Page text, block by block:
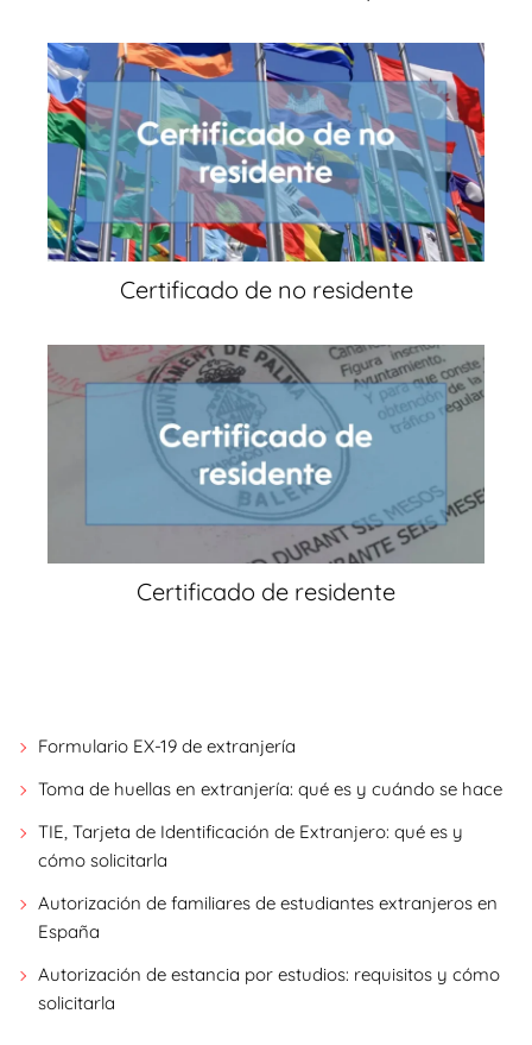
Certificado de no residente
Certificado de residente
Formulario EX-19 de extranjería
Toma de huellas en extranjería: qué es y cuándo se hace
TIE, Tarjeta de Identificación de Extranjero: qué es y
cómo solicitarla
Autorización de familiares de estudiantes extranjeros en
España
Autorización de estancia por estudios: requisitos y cómo
solicitarla